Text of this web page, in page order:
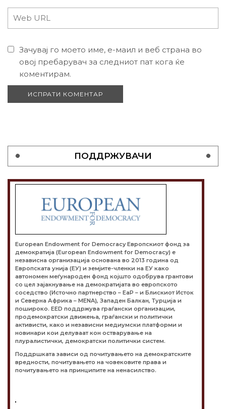
Зачувај го моето име, е-маил и веб страна во
овој пребарувач за следниот пат кога ќе
коментирам.
ПОДДРЖУВАЧИ
European Endowment for Democracy Европскиот фонд за
демократија (European Endowment for Democracy) е
независна организација основана во 2013 година од
Европската унија (ЕУ) и земјите-членки на ЕУ како
автономен меѓународен фонд којшто одобрува грантови
со цел зајакнување на демократијата во европското
соседство (Источно партнерство – EaP – и Блискиот Исток
и Северна Африка – MENA), Западен Балкан, Турција и
пошироко. EED поддржува граѓански организации,
продемократски движења, граѓански и политички
активисти, како и независни медиумски платформи и
новинари кои делуваат кон остварување на
плуралистички, демократски политички систем.
Поддршката зависи од почитувањето на демократските
вредности, почитувањето на човековите права и
почитувањето на принципите на ненасилство.